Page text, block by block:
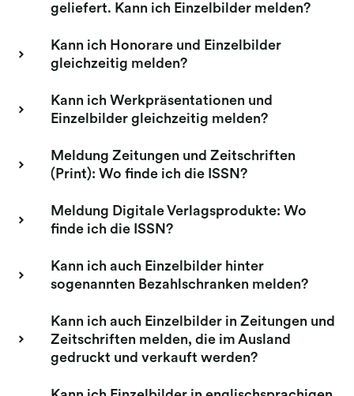
geliefert. Kann ich Einzelbilder melden?
Kann ich Honorare und Einzelbilder
gleichzeitig melden?
Kann ich Werkpräsentationen und
Einzelbilder gleichzeitig melden?
Meldung Zeitungen und Zeitschriften
(Print): Wo finde ich die ISSN?
Meldung Digitale Verlagsprodukte: Wo
finde ich die ISSN?
Kann ich auch Einzelbilder hinter
sogenannten Bezahlschranken melden?
Kann ich auch Einzelbilder in Zeitungen und
Zeitschriften melden, die im Ausland
gedruckt und verkauft werden?